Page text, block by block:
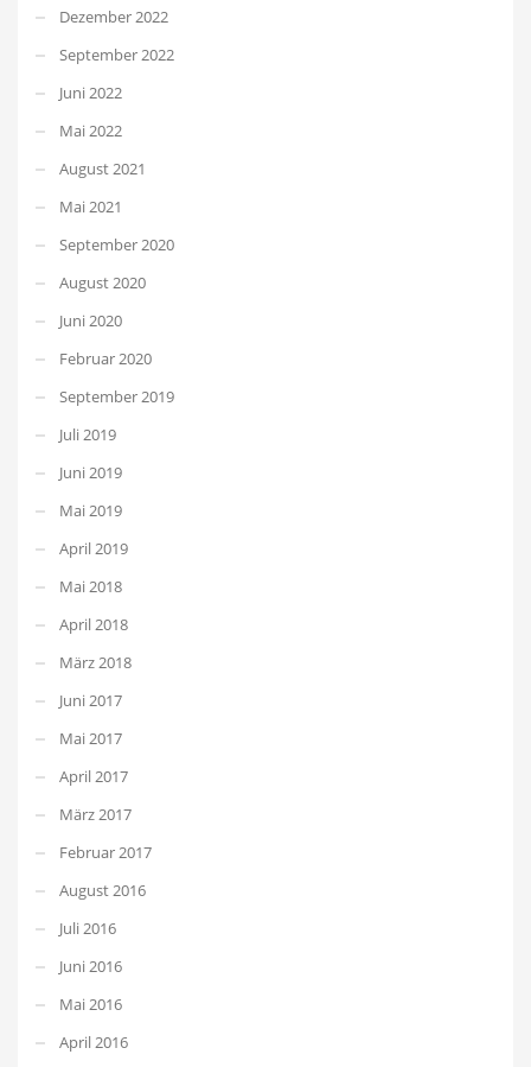
Dezember 2022
September 2022
Juni 2022
Mai 2022
August 2021
Mai 2021
September 2020
August 2020
Juni 2020
Februar 2020
September 2019
Juli 2019
Juni 2019
Mai 2019
April 2019
Mai 2018
April 2018
März 2018
Juni 2017
Mai 2017
April 2017
März 2017
Februar 2017
August 2016
Juli 2016
Juni 2016
Mai 2016
April 2016